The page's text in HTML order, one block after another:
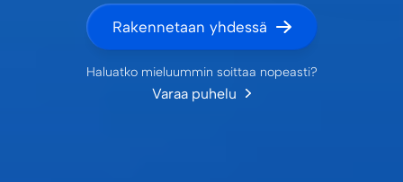
Rakennetaan yhdessä
Haluatko mieluummin soittaa nopeasti?
Varaa puhelu